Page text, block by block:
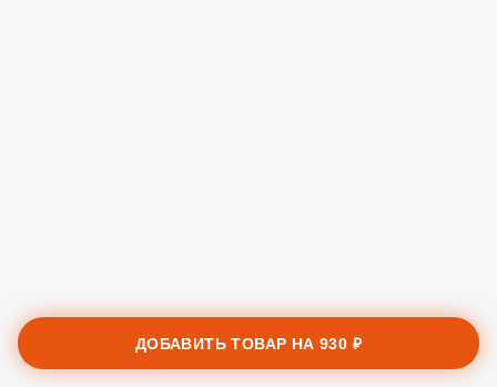
ДОБАВИТЬ ТОВАР НА930 ₽